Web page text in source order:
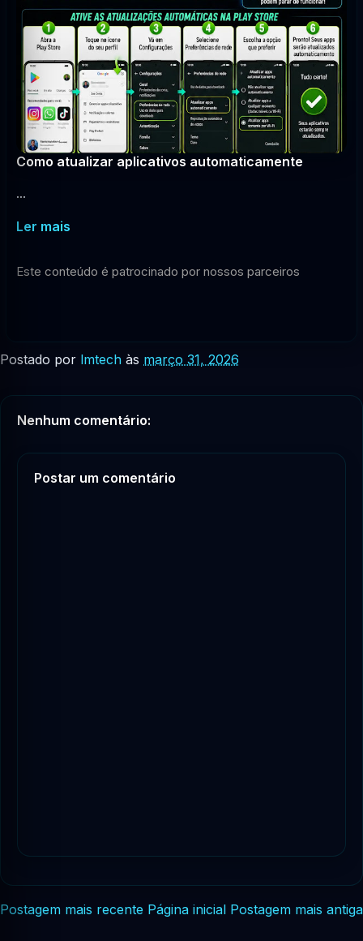
Como atualizar aplicativos automaticamente
...
Ler mais
Este conteúdo é patrocinado por nossos parceiros
Postado por lmtech às março 31, 2026
Nenhum comentário:
Postar um comentário
Postagem mais recente Postagem mais antiga
Página inicial